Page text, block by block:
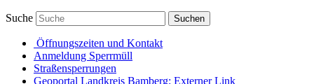
Suche Suchen
Öffnungszeiten und Kontakt
Anmeldung Sperrmüll
Straßensperrungen
Geoportal Landkreis Bamberg: Externer Link